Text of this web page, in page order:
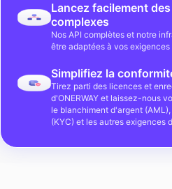
Lancez facilement
complexes
Nos API complètes et notre
être adaptées à vos
Simplifiez la
Tirez parti des licences et
d'ONERWAY et laissez-nous
le blanchiment d'argent
(KYC) et les autres exigences